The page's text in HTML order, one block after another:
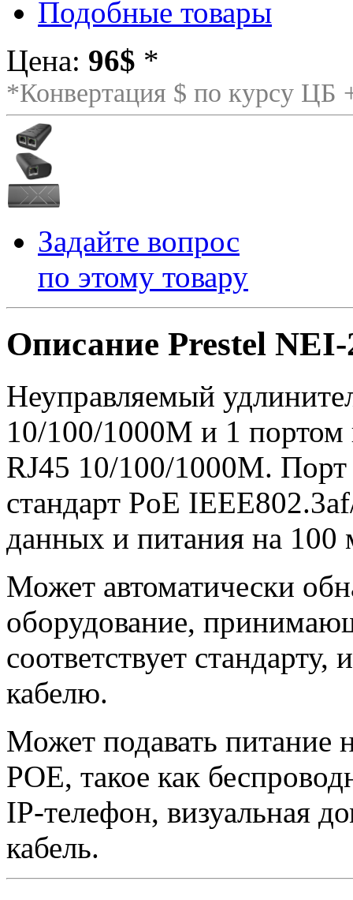
Подобные товары
Цена: 96$ *
*Конвертация $ по курсу ЦБ
Задайте вопрос
по этому товару
Описание Prestel NEI-
Неуправляемый
10/100/1000M и 1 портом
RJ45 10/100/1000M.
стандарт PoE
данных и питания на 100
Может автоматически
оборудование,
соответствует
кабелю.
Может подавать питание
POE, такое как
IP-телефон, визуальная
кабель.